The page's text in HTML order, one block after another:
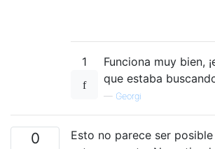
1
Funciona muy bien,
que estaba
— Georgi
0
Esto no parece ser